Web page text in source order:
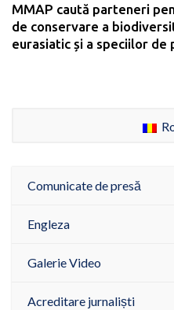
MMAP caută parteneri
de conservare a
eurasiatic și a speciilor
Comunicate de presă
Engleza
Galerie Video
Acreditare jurnaliști